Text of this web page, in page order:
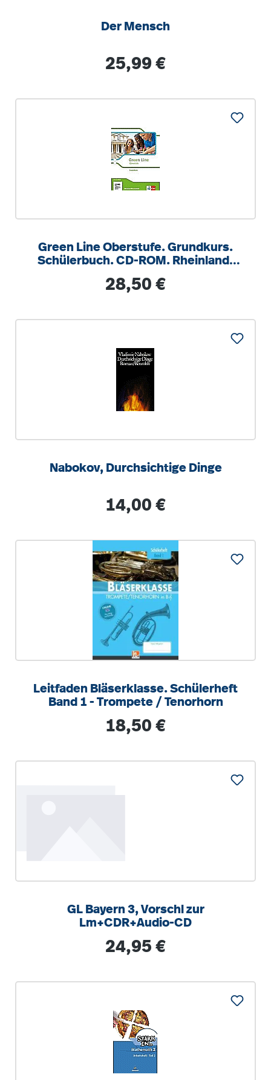
Der Mensch
Regulärer Preis:
25,99 €
Green Line Oberstufe. Grundkurs.
Schülerbuch. CD-ROM. Rheinland-
Regulärer Preis:
28,50 €
Nabokov, Durchsichtige Dinge
Regulärer Preis:
14,00 €
Leitfaden Bläserklasse. Schülerheft
Band 1 - Trompete / Tenorhorn
Regulärer Preis:
18,50 €
GL Bayern 3, Vorschl zur
Lm+CDR+Audio-CD
Regulärer Preis:
24,95 €